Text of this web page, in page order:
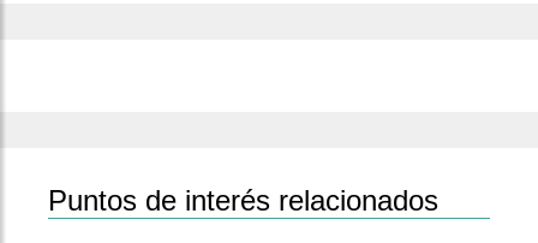
Puntos de interés relacionados